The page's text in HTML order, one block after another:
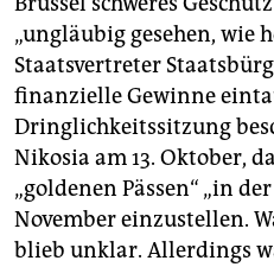
„ungläubig gesehen, wie
Staatsvertreter
finanzielle Gewinne
Dringlichkeitssitzung
Nikosia am 13. Oktober,
„goldenen Pässen“ „in
November einzustellen.
blieb unklar. Allerdings